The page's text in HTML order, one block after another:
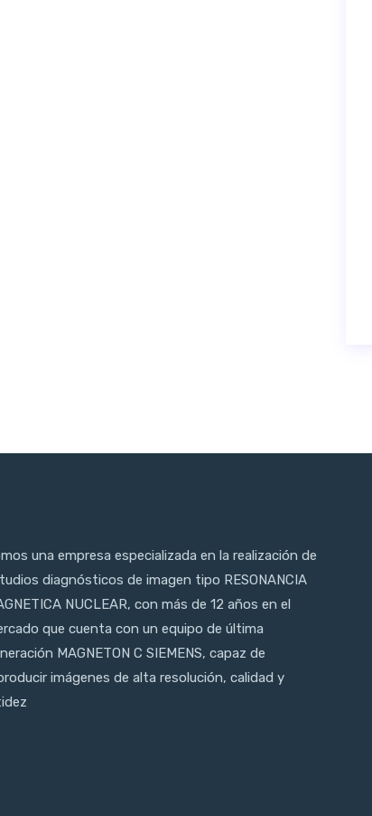
una empresa especializada en la realización de
diagnósticos de imagen tipo RESONANCIA
NUCLEAR, con más de 12 años en el
que cuenta con un equipo de última
MAGNETON C SIEMENS, capaz de
imágenes de alta resolución, calidad y